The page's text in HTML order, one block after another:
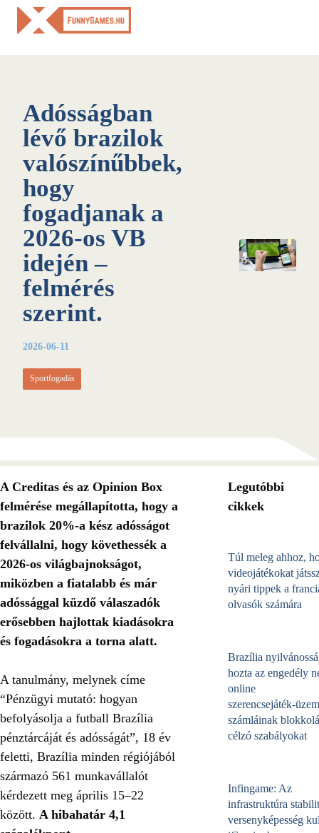
Skip
Adósságban
lévő brazilok
valószínűbbek,
hogy
fogadjanak a
2026-os VB
idején –
felmérés
szerint.
2026-06-11
Sportfogadás
A Creditas és az Opinion Box
felmérése megállapította, hogy a
brazilok 20%-a kész adósságot
felvállalni, hogy követhessék a
2026-os világbajnokságot,
miközben a fiatalabb és már
adóssággal küzdő válaszadók
erősebben hajlottak kiadásokra
és fogadásokra a torna alatt.
A tanulmány, melynek címe
“Pénzügyi mutató: hogyan
befolyásolja a futball Brazília
pénztárcáját és adósságát”, 18 év
feletti, Brazília minden régiójából
származó 561 munkavállalót
kérdezett meg április 15–22
között. A hibahatár 4,1
Legutóbbi
cikkek
Túl meleg ahhoz,
videojátékokat
nyári tippek a
olvasók számára
Brazília
hozta az engedély
online
számláinak
célzó szabályokat
Infingame: Az
infrastruktúra
versenyképesség